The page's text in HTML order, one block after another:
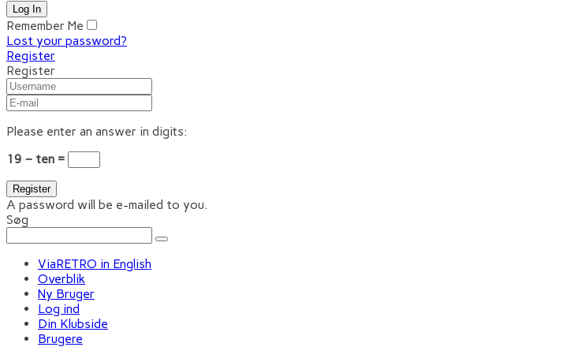
Remember Me
Lost your password?
Register
Register
Please enter an answer in digits:
19 − ten =
A password will be e-mailed to you.
Søg
ViaRETRO in English
Overblik
Ny Bruger
Log ind
Din Klubside
Brugere